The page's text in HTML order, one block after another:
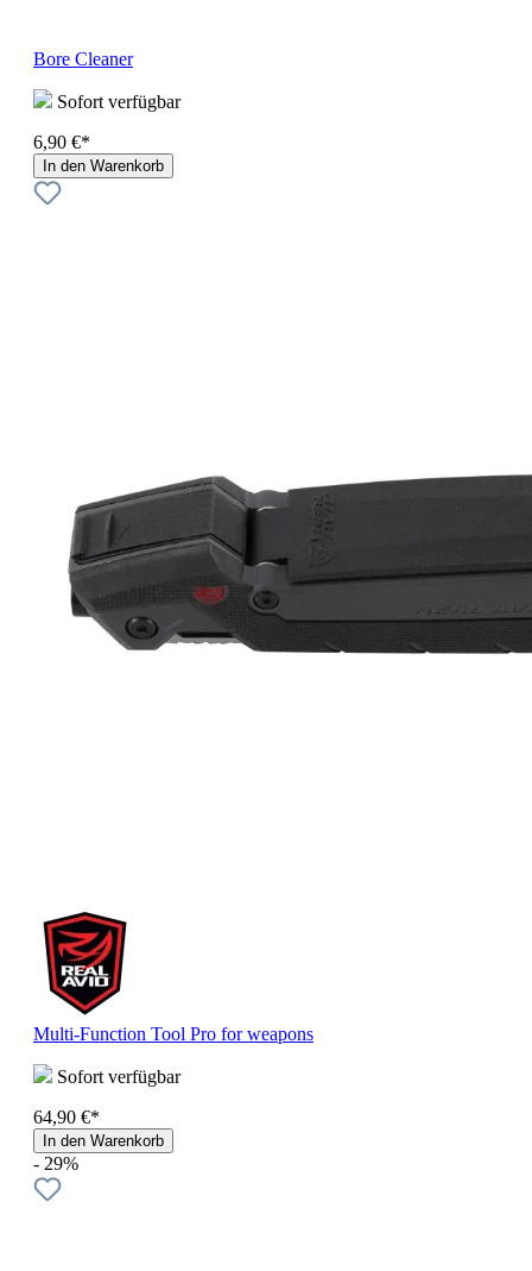
Bore Cleaner
Sofort verfügbar
6,90 €*
In den Warenkorb
Multi-Function Tool Pro for weapons
Sofort verfügbar
64,90 €*
In den Warenkorb
- 29%